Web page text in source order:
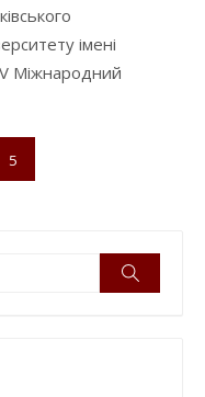
імені
Міжнародний
5